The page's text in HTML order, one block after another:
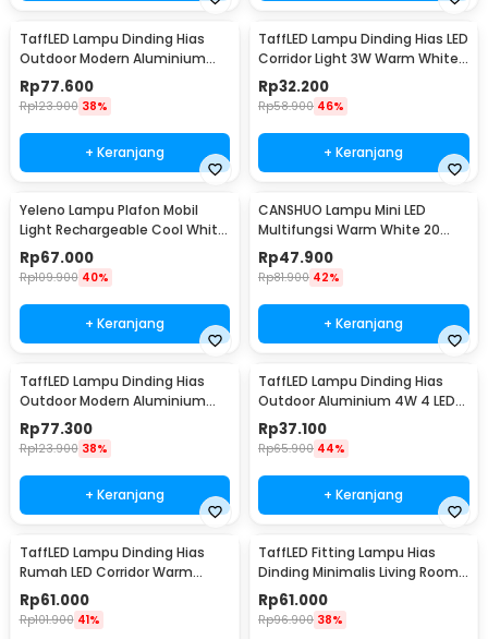
TaffLED Lampu Dinding Hias
Outdoor Modern Aluminium
6W Warm White - MSL021
Rp77.600
Rp123.900 38%
+ Keranjang
TaffLED Lampu Dinding Hias LED
Corridor Light 3W Warm White
3000K - F0011
Rp32.200
Rp58.900 46%
+ Keranjang
Yeleno Lampu Plafon Mobil
Light Rechargeable Cool White
2.2W - Y-975
Rp67.000
Rp109.900 40%
+ Keranjang
CANSHUO Lampu Mini LED
Multifungsi Warm White 20
Lumens 1W 3 PCS - YJ-904
Rp47.900
Rp81.900 42%
+ Keranjang
TaffLED Lampu Dinding Hias
Outdoor Modern Aluminium
6W Warm White - MSL022
Rp77.300
Rp123.900 38%
+ Keranjang
TaffLED Lampu Dinding Hias
Outdoor Aluminium 4W 4 LED
Warm White - B053
Rp37.100
Rp65.900 44%
+ Keranjang
TaffLED Lampu Dinding Hias
Rumah LED Corridor Warm
White 3000K 6W 29cm - F0011
Rp61.000
Rp101.900 41%
TaffLED Fitting Lampu Hias
Dinding Minimalis Living Room
Light E27 - F215
Rp61.000
Rp96.900 38%